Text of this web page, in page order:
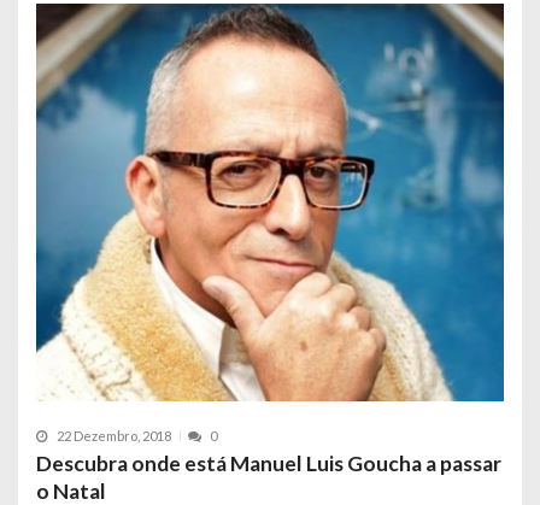
22 Dezembro, 2018 0
Descubra onde está Manuel Luis Goucha a passar
o Natal